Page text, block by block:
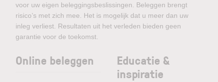
voor uw eigen beleggingsbeslissingen. Beleggen brengt
risico’s met zich mee. Het is mogelijk dat u meer dan uw
inleg verliest. Resultaten uit het verleden bieden geen
garantie voor de toekomst.
Online beleggen
Educatie &
inspiratie